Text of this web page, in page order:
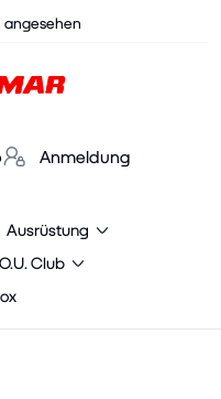
angesehen
Anmeldung
Ausrüstung
Club